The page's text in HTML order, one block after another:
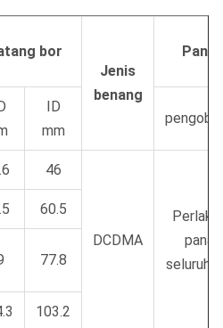
bor
Jenis
benang
Panas
ID
mm
46
DCDMA
panas
seluruh
60.5
77.8
103.2